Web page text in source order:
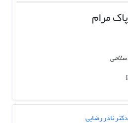
مرام